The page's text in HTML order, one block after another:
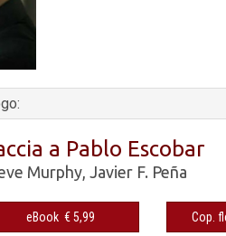
a Pablo Escobar
Murphy Javier F. Peña
eBook € 5,99